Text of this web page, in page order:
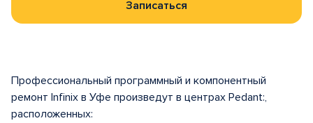
Записаться
Профессиональный программный и компонентный
ремонт Infinix в Уфе произведут в центрах Pedant:,
расположенных: